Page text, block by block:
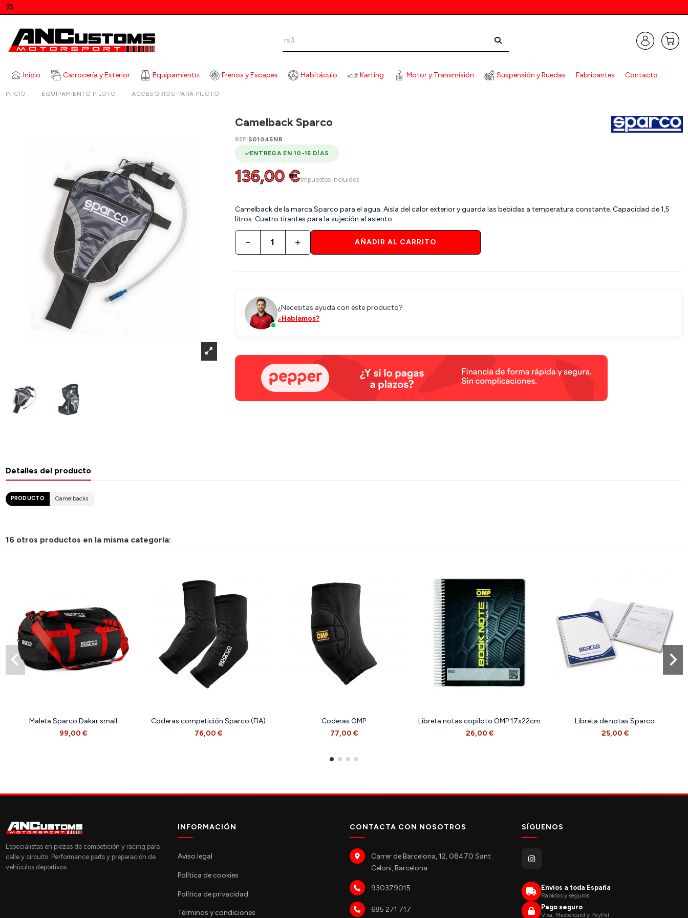
Inicio Carrocería y Exterior Equipamiento Frenos y Escapes Habitáculo Karting Motor y Transmisión Suspensión y Ruedas Fabricantes Contacto
INICIO EQUIPAMIENTO PILOTO ACCESORIOS PARA PILOTO
Camelback Sparco
REF:S01045NR
ENTREGA EN 10-15 DÍAS
136,00 €Impuestos incluidos
Camelback de la marca Sparco para el agua. Aisla del calor exterior y guarda las bebidas a temperatura constante. Capacidad de 1,5
litros. Cuatro tirantes para la sujeción al asiento.
− + AÑADIR AL CARRITO
¿Necesitas ayuda con este producto?
¿Hablamos?
Detalles del producto
PRODUCTO Camelbacks
16 otros productos en la misma categoría:
Maleta Sparco Dakar small
99,00 €
Coderas competición Sparco (FIA)
76,00 €
Coderas OMP
77,00 €
Libreta notas copiloto OMP 17x22cm
26,00 €
Libreta de notas Sparco
25,00 €
Especialistas en piezas de competición y racing para
calle y circuito. Performance parts y preparación de
vehículos deportivos.
INFORMACIÓN
Aviso legal
Política de cookies
Política de privacidad
Términos y condiciones
CONTACTA CON NOSOTROS
Carrer de Barcelona, 12, 08470 Sant
Celoni, Barcelona
930379015
685 271 717
SÍGUENOS
Envíos a toda España
Rápidos y seguros
Pago seguro
Visa, Mastercard y PayPal